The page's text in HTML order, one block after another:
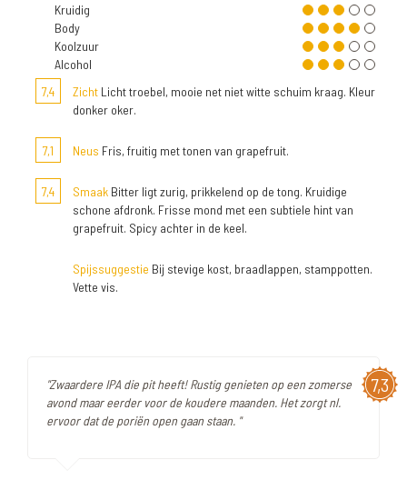
Kruidig
Body
Koolzuur
Alcohol
7,4
Zicht Licht troebel, mooie net niet witte schuim kraag. Kleur
donker oker.
7,1 Neus Fris, fruitig met tonen van grapefruit.
7,4 Smaak Bitter ligt zurig, prikkelend op de tong. Kruidige
schone afdronk. Frisse mond met een subtiele hint van
grapefruit. Spicy achter in de keel.
Spijssuggestie Bij stevige kost, braadlappen, stamppotten.
Vette vis.
7,3
"Zwaardere IPA die pit heeft! Rustig genieten op een zomerse
avond maar eerder voor de koudere maanden. Het zorgt nl.
ervoor dat de poriën open gaan staan. "